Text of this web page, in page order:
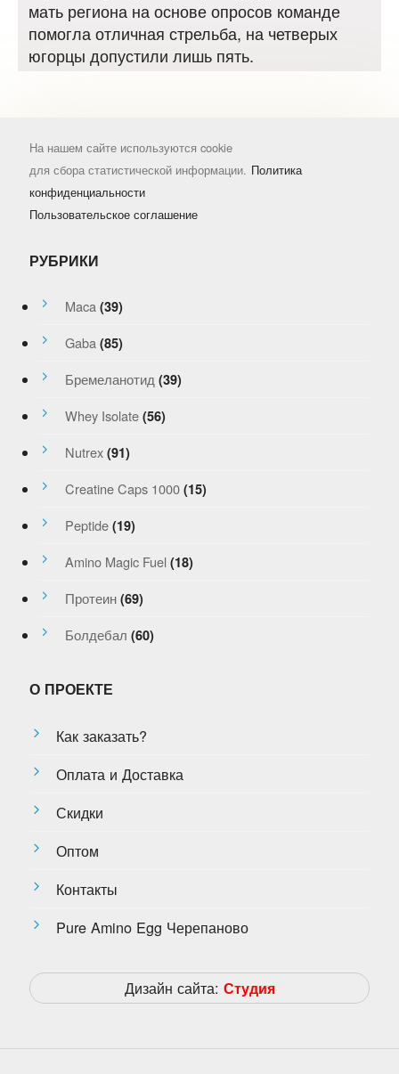
мать региона на основе опросов команде
помогла отличная стрельба, на четверых
югорцы допустили лишь пять.
На нашем сайте используются cookie
для сбора статистической информации. Политика
конфиденциальности
Пользовательское соглашение
РУБРИКИ
Maca (39)
Gaba (85)
Бремеланотид (39)
Whey Isolate (56)
Nutrex (91)
Creatine Caps 1000 (15)
Peptide (19)
Amino Magic Fuel (18)
Протеин (69)
Болдебал (60)
О ПРОЕКТЕ
Как заказать?
Оплата и Доставка
Скидки
Оптом
Контакты
Pure Amino Egg Черепаново
Дизайн сайта: Студия